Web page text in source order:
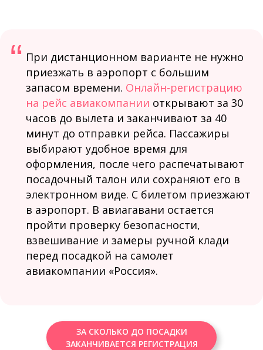
“ При дистанционном варианте не нужно
приезжать в аэропорт с большим
запасом времени. Онлайн-регистрацию
на рейс авиакомпании открывают за 30
часов до вылета и заканчивают за 40
минут до отправки рейса. Пассажиры
выбирают удобное время для
оформления, после чего распечатывают
посадочный талон или сохраняют его в
электронном виде. С билетом приезжают
в аэропорт. В авиагавани остается
пройти проверку безопасности,
взвешивание и замеры ручной клади
перед посадкой на самолет
авиакомпании «Россия».
ЗА СКОЛЬКО ДО ПОСАДКИ
ЗАКАНЧИВАЕТСЯ РЕГИСТРАЦИЯ